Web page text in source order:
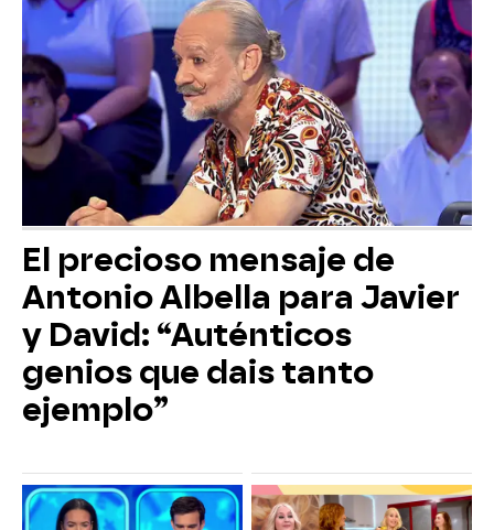
El precioso mensaje de
Antonio Albella para Javier
y David: “Auténticos
genios que dais tanto
ejemplo”